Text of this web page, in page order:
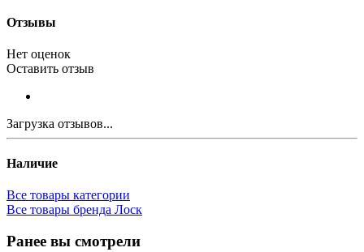
Отзывы
Нет оценок
Оставить отзыв
Загрузка отзывов...
Наличие
Все товары категории
Все товары бренда Лоск
Ранее вы смотрели